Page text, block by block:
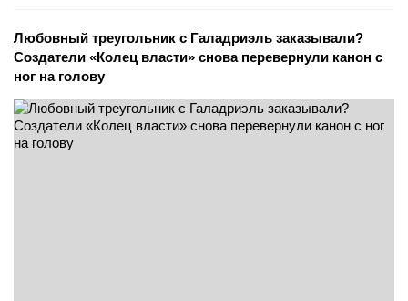
Любовный треугольник с Галадриэль заказывали?
Создатели «Колец власти» снова перевернули канон с
ног на голову